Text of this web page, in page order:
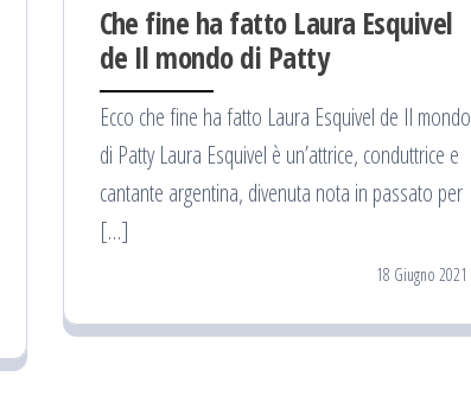
Che fine ha fatto Laura Esquivel
de Il mondo di Patty
Ecco che fine ha fatto Laura Esquivel de Il mondo
di Patty Laura Esquivel è un’attrice, conduttrice e
cantante argentina, divenuta nota in passato per
[…]
18 Giugno 2021